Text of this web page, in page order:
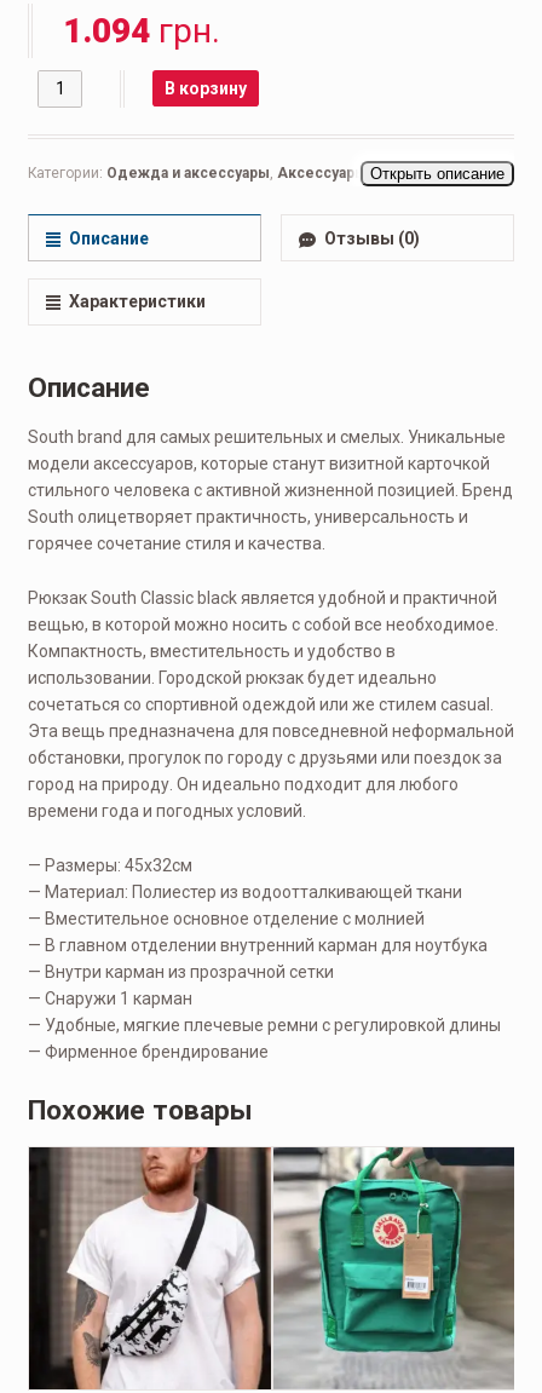
1.094 грн.
Количество В корзину
Категории: Одежда и аксессуары, Аксессуары ,Рюкзаки
Открыть описание
Описание Отзывы (0)
Характеристики
Описание
South brand для самых решительных и смелых. Уникальные
модели аксессуаров, которые станут визитной карточкой
стильного человека с активной жизненной позицией. Бренд
South олицетворяет практичность, универсальность и
горячее сочетание стиля и качества.
Рюкзак South Classic black является удобной и практичной
вещью, в которой можно носить с собой все необходимое.
Компактность, вместительность и удобство в
использовании. Городской рюкзак будет идеально
сочетаться со спортивной одеждой или же стилем casual.
Эта вещь предназначена для повседневной неформальной
обстановки, прогулок по городу с друзьями или поездок за
город на природу. Он идеально подходит для любого
времени года и погодных условий.
— Размеры: 45х32см
— Материал: Полиестер из водоотталкивающей ткани
— Вместительное основное отделение с молнией
— В главном отделении внутренний карман для ноутбука
— Внутри карман из прозрачной сетки
— Снаружи 1 карман
— Удобные, мягкие плечевые ремни с регулировкой длины
— Фирменное брендирование
Похожие товары